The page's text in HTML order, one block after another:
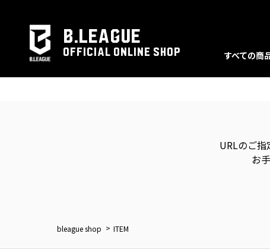
B.LEAGUE
OFFICIAL ONLINE SHOP すべての商
URLのご指
お
bleague shop ITEM